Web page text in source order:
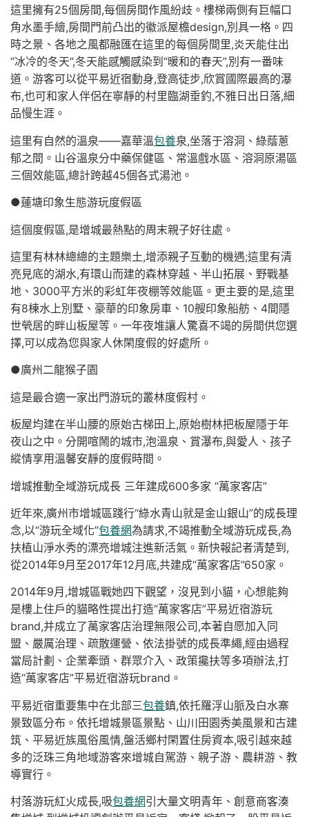
這里擁有25個房間,每個房間作風紛歧。樓梯兩側有巨幅口
角水墨手繪,房間門前凸出的徽派屋檐design,別具一格。四
時之景、各地之風都融匯在這里的每個房間里,炎天能住出
“冰冷的冬天”,冬天能感觸感染到“暖和的春天”,別有一番味
道。游客可以從平易近宿動身,登高徒步,欣賞國際最高的瀑
布,也可和家人伴侶在寧靜的村里臨湖垂釣,不雅日出日落,細
品慢生涯。
這里有自然的溫泉——嘉華溫包養泉,坐落于溶洞、綠蔭蔥
郁之間。山谷溫泉分中藥保健區、常溫戲水區、溶洞原湯區
三個效能區,總計跨越45個各式湯池。
●蓮塘印象生態游玩度假區
這個度假區,是增城最熱點的周末親子好往處。
這里有林林總總的主題樂土,增添親子互動的機遇;這里有清
亮見底的湖水,有環山而建的森林穿越、半山拓展、野戰基
地、3000平方米的彩虹年夜棚等效能區。更主要的是,這里
有8棟水上別墅、豪華的印象房車、10艘印象船舫、4間隱
世煢居的畔山板屋等。一年夜堆讓人驚喜不竭的房間供您選
擇,可以成為您與家人休閑度假的好處所。
●廣州二龍猴子園
這是最合適一家出門游玩的叢林度假村。
板屋均建在半山腰的原始古梯田上,原始樹林把板屋隱于年
夜山之中。分開喧鬧的城市,泡溫泉、賞瀑布,與愛人、孩子
縱情享用溫馨安靜的度假時間。
增城推動全域游玩成長 三年建成600多家 “萬家客店”
近年來,廣州市增城區踐行“綠水青山就是金山銀山”的成長理
念,以“游玩全域化”包養網為請求,不竭推動全域游玩成長,為
扶植山淨水秀的漂亮增城注進新活氣。新快報記者清楚到,
從2014年9月至2017年12月底,共建成“萬家客店”650家。
2014年9月,增城區戰她四下觀望，沒見到小貓，心想能夠
是樓上住戶的貓略性提出打造“萬家客店”平易近宿游玩
brand,并成立了萬家客店治理無限公司,本著自愿加入同
盟、嚴厲治理、疏散運營、依法掛號的成長準繩,經由過程
當局計劃、企業牽頭、群眾介入、政策攙扶等多項辦法,打
造“萬家客店”平易近宿游玩brand。
平易近宿重要集中在北部三包養鎮,依托羅浮山脈及白水寨
景致區分布。依托增城景區景點、山川田園秀美風景和古建
筑、平易近族風俗風情,盤活鄉村閑置住房資本,吸引越來越
多的泛珠三角地域游客來增城自駕游、親子游、農耕游、教
導實行。
村落游玩紅火成長,吸包養網引大量文明青年、創意商客湊